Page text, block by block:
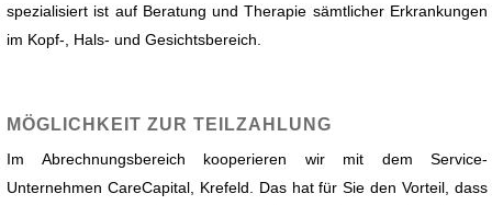
spezialisiert ist auf Beratung und Therapie sämtlicher Erkrankungen
im Kopf-, Hals- und Gesichtsbereich.
MÖGLICHKEIT ZUR TEILZAHLUNG
Im Abrechnungsbereich kooperieren wir mit dem Service-
Unternehmen CareCapital, Krefeld. Das hat für Sie den Vorteil, dass